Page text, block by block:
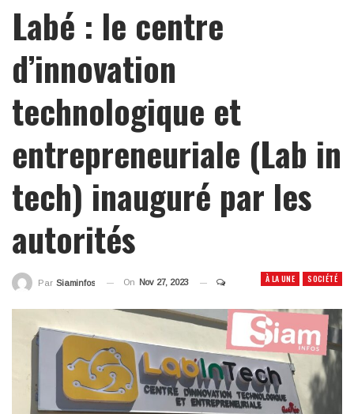
Labé : le centre
d’innovation
technologique et
entrepreneuriale (Lab in
tech) inauguré par les
autorités
À LA UNE SOCIÉTÉ
Par Siaminfos On Nov 27, 2023